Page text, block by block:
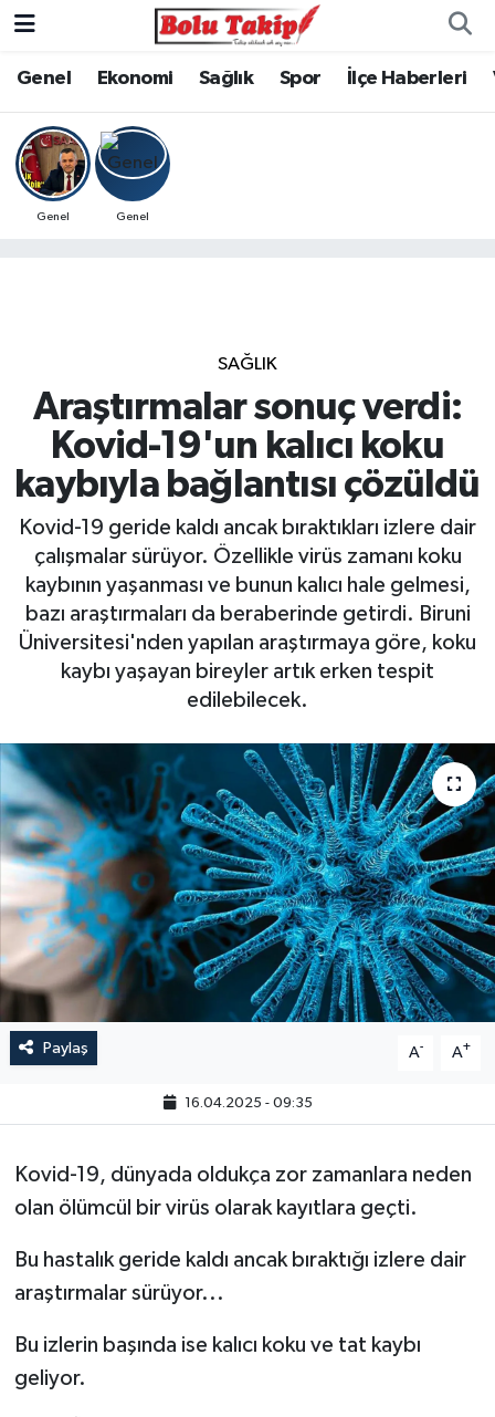
Genel Ekonomi Sağlık Spor İlçe Haberleri
Genel Genel
SAĞLIK
Araştırmalar sonuç verdi:
Kovid-19'un kalıcı koku
kaybıyla bağlantısı çözüldü
Kovid-19 geride kaldı ancak bıraktıkları izlere dair
çalışmalar sürüyor. Özellikle virüs zamanı koku
kaybının yaşanması ve bunun kalıcı hale gelmesi,
bazı araştırmaları da beraberinde getirdi. Biruni
Üniversitesi'nden yapılan araştırmaya göre, koku
kaybı yaşayan bireyler artık erken tespit
edilebilecek.
Paylaş A- A+
16.04.2025 - 09:35
Kovid-19, dünyada oldukça zor zamanlara neden
olan ölümcül bir virüs olarak kayıtlara geçti.
Bu hastalık geride kaldı ancak bıraktığı izlere dair
araştırmalar sürüyor...
Bu izlerin başında ise kalıcı koku ve tat kaybı
geliyor.